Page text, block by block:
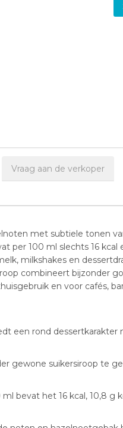
Vraag aan de verkoper
met subtiele tonen
per 100 ml slechts 16 kcal
milkshakes en
combineert bijzonder
en voor cafés,
een rond dessertkarakter
gewone suikersiroop te
bevat het 16 kcal, 10,8 g